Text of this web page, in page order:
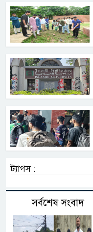
ট্যাগস :
সর্বশেষ সংবাদ